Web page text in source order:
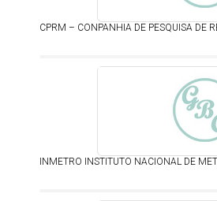
CPRM – CONPANHIA DE PESQUISA DE
INMETRO INSTITUTO NACIONAL DE